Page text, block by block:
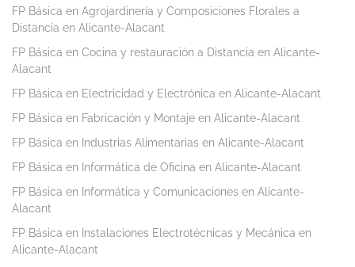
FP Básica en Agrojardinería y Composiciones Florales a
Distancia en Alicante-Alacant
FP Básica en Cocina y restauración a Distancia en Alicante-
Alacant
FP Básica en Electricidad y Electrónica en Alicante-Alacant
FP Básica en Fabricación y Montaje en Alicante-Alacant
FP Básica en Industrias Alimentarias en Alicante-Alacant
FP Básica en Informática de Oficina en Alicante-Alacant
FP Básica en Informática y Comunicaciones en Alicante-
Alacant
FP Básica en Instalaciones Electrotécnicas y Mecánica en
Alicante-Alacant